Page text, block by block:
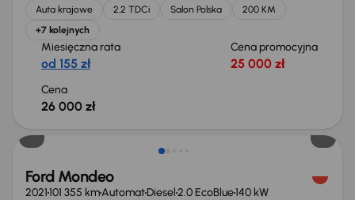
Auta krajowe 2.2 TDCi Salon Polska
200 KM
+7 kolejnych
Miesięczna rata
od 155 zł
Cena promocyjna
25 000 zł
Cena
26 000 zł
Taniej o 1 000 zł
Ford Mondeo
2021101 355 kmAutomatDiesel2.0 EcoBlue140 kW